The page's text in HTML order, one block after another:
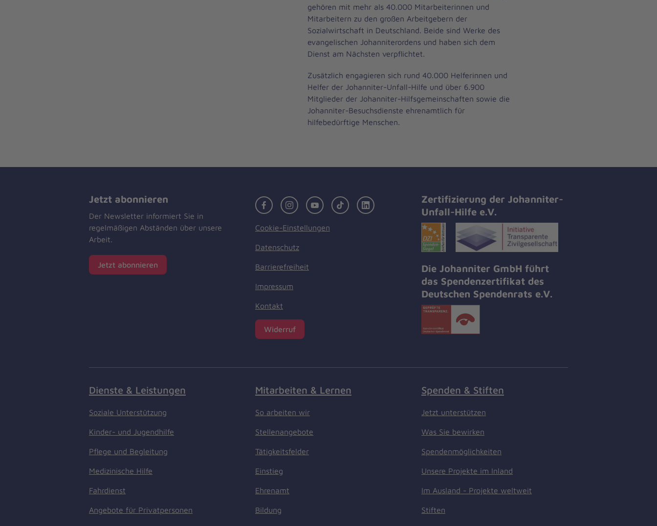
gehören mit mehr als 40.000 Mitarbeiterinnen und
Mitarbeitern zu den großen Arbeitgebern der
Sozialwirtschaft in Deutschland. Beide sind Werke des
evangelischen Johanniterordens und haben sich dem
Dienst am Nächsten verpflichtet.
Zusätzlich engagieren sich rund 40.000 Helferinnen und
Helfer der Johanniter-Unfall-Hilfe und über 6.900
Mitglieder der Johanniter-Hilfsgemeinschaften sowie die
Johanniter-Besuchsdienste ehrenamtlich für
hilfebedürftige Menschen.
Jetzt abonnieren
Der Newsletter informiert Sie in
regelmäßigen Abständen über unsere
Arbeit.
Jetzt abonnieren
FacebookInstagramYoutubeTikTok LinkedIn
Cookie-Einstellungen
Datenschutz
Barrierefreiheit
Impressum
Kontakt
Widerruf
Zertifizierung der Johanniter-
Unfall-Hilfe e.V.
Die Johanniter GmbH führt
das Spendenzertifikat des
Deutschen Spendenrats e.V.
Dienste & Leistungen
Soziale Unterstützung
Kinder- und Jugendhilfe
Pflege und Begleitung
Medizinische Hilfe
Fahrdienst
Angebote für Privatpersonen
Mitarbeiten & Lernen
So arbeiten wir
Stellenangebote
Tätigkeitsfelder
Einstieg
Ehrenamt
Bildung
Spenden & Stiften
Jetzt unterstützen
Was Sie bewirken
Spendenmöglichkeiten
Unsere Projekte im Inland
Im Ausland - Projekte weltweit
Stiften